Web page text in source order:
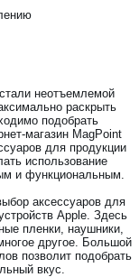
неотъемлемой
раскрыть
подобрать
магазин MagPoint
для продукции
использование
и функциональным.
аксессуаров для
Apple. Здесь
пленки, наушники,
другое. Большой
позволит подобрать
вкус.